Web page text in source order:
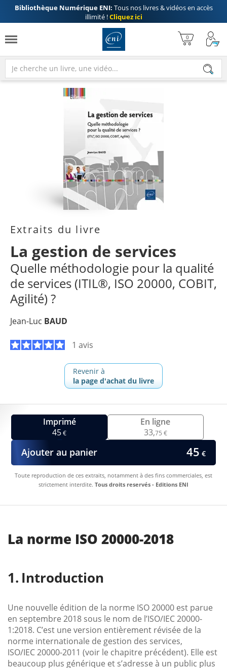
Bibliothèque Numérique ENI: Tous nos livres & vidéos en accès
illimité !Cliquez ici
Extraits du livre
La gestion de services
Quelle méthodologie pour la qualité
de services (ITIL®, ISO 20000, COBIT,
Agilité) ?
Jean-Luc BAUD
1 avis
Revenir à
la page d'achat du livre
Imprimé
45€
En ligne
33,75 €
Ajouter au panier 45 €
Toute reproduction de ces extraits, notamment à des fins commerciales, est
strictement interdite. Tous droits reservés - Editions ENI
La norme ISO 20000-2018
Introduction
Une nouvelle édition de la norme ISO 20000 est parue
en septembre 2018 sous le nom de l’ISO/IEC 20000-
1:2018. C’est une version entièrement révisée de la
norme internationale de gestion des services,
ISO/IEC 20000-2011 (voir le chapitre précédent). Elle est
beaucoup plus générique et s’adresse à un public plus